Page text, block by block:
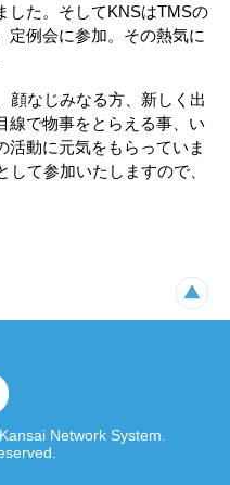
した。そしてKNSはTMSの
定例会に参加。その熱気に
顔なじみなる方、新しく出
線で物事をとらえる事、い
活動に元気をもらっていま
て参加いたしますので、
Network System.